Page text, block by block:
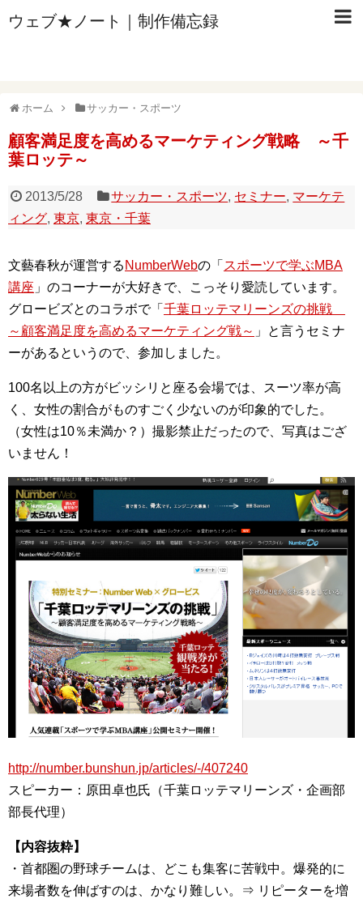
ウェブ★ノート｜制作備忘録
ホーム サッカー・スポーツ
顧客満足度を高めるマーケティング戦略 ～千
葉ロッテ～
2013/5/28 サッカー・スポーツ, セミナー, マーケテ
ィング, 東京, 東京・千葉
文藝春秋が運営する NumberWebの「 スポーツで学ぶMBA
講座 」のコーナーが大好きで、こっそり愛読しています。
グロービズとのコラボで「 千葉ロッテマリーンズの挑戦
～顧客満足度を高めるマーケティング戦～ 」と言うセミナ
ーがあるというので、参加しました。
100名以上の方がビッシリと座る会場では、スーツ率が高
く、女性の割合がものすごく少ないのが印象的でした。
（女性は10％未満か？）撮影禁止だったので、写真はござ
いません！
http://number.bunshun.jp/articles/-/407240
スピーカー：原田卓也氏（千葉ロッテマリーンズ・企画部
部長代理）
【内容抜粋】
・首都圏の野球チームは、どこも集客に苦戦中。爆発的に
来場者数を伸ばすのは、かなり難しい。⇒ リピーターを増